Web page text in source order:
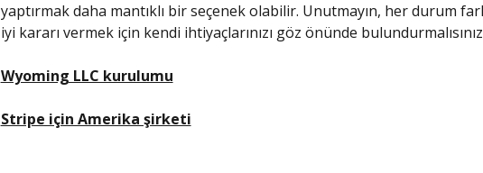
yaptırmak daha mantıklı bir seçenek olabilir. Unutmayın, her durum
iyi kararı vermek için kendi ihtiyaçlarınızı göz önünde
Wyoming LLC kurulumu
Stripe için Amerika şirketi